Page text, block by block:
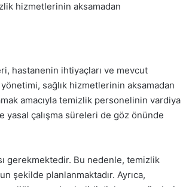
hizmetlerinin aksamadan
hastanenin ihtiyaçları ve mevcut
sağlık hizmetlerinin aksamadan
amacıyla temizlik personelinin vardiya
çalışma süreleri de göz önünde
gerekmektedir. Bu nedenle, temizlik
şekilde planlanmaktadır. Ayrıca,